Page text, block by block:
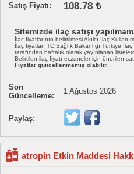
Satış Fiyatı: 108.78 ₺
Sitemizde ilaç satışı
İlaç fiyatlarının belirtilmesi Akılcı İlaç
İlaç fiyatları TC Sağlık Bakanlığı Türkiye
tarafından haftalık olarak yayınlanan
Belirtilen ilaç fiyatı eczaneler için önerilen
Fiyatlar güncellenmemiş olabilir.
Son
Güncelleme:
1 Ağustos 2026
Paylaş:
atropin Etkin Maddesi